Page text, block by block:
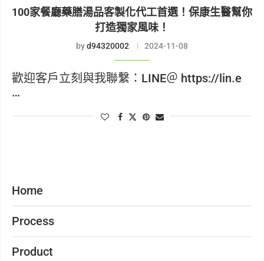
100家餐廳藥膳湯品客製化代工首選！保康生醫幫你
打造獨家風味！
byd94320002 2024-11-08
歡迎客戶立刻與我聯繫：LINE＠ https://lin.e
…
Home
Process
Product